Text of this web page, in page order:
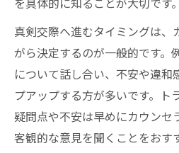
真剣交際へ進むタイミングは、
がら決定するのが一般的です。
について話し合い、不安や違和
プアップする方が多いです。ト
疑問点や不安は早めにカウンセ
客観的な意見を聞くことをおす